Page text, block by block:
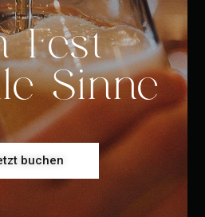
Fest
Sinne
buchen